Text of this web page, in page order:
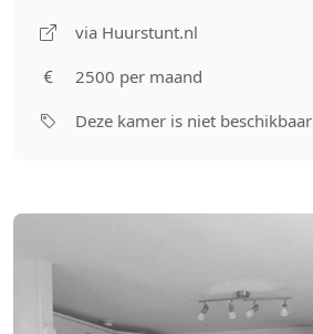
via Huurstunt.nl
2500 per maand
Deze kamer is niet beschikbaar